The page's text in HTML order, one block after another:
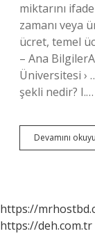
miktarını
zamanı veya
ücret, temel
– Ana
Üniversitesi ›
şekli nedir? I.…
Devamını
https://
https://deh.com.tr